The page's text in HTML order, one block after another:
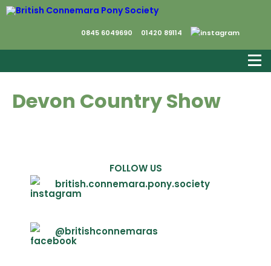
0845 6049690 01420 89114
Devon Country Show
FOLLOW US
british.connemara.pony.society
@britishconnemaras